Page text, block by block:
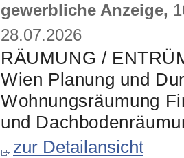
gewerbliche Anzeige,
28.07.2026
RÄUMUNG /
Wien Planung und
Wohnungsräumung
und
zur Detailansicht